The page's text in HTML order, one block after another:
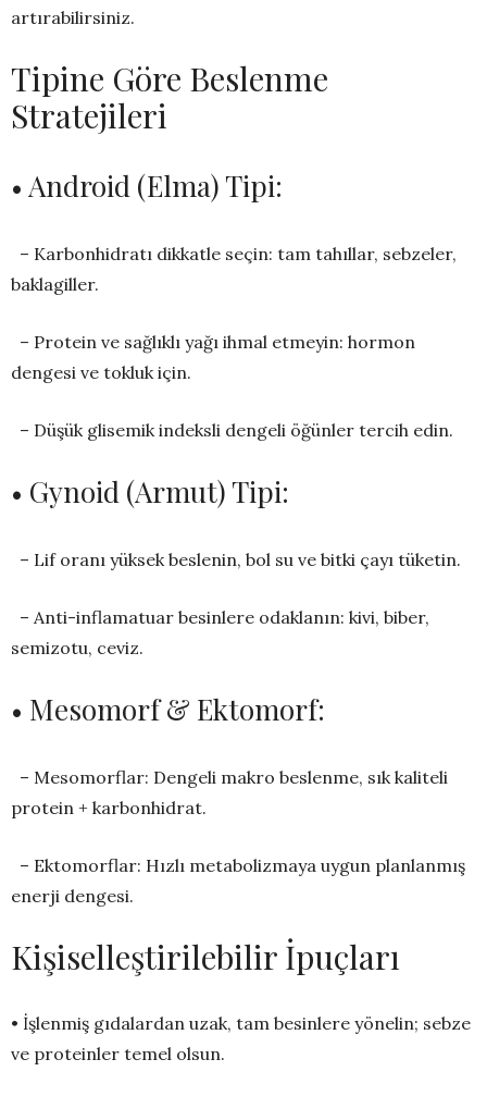
artırabilirsiniz.
Tipine Göre Beslenme
Stratejileri
• Android (Elma) Tipi:
– Karbonhidratı dikkatle seçin: tam tahıllar, sebzeler,
baklagiller.
– Protein ve sağlıklı yağı ihmal etmeyin: hormon
dengesi ve tokluk için.
– Düşük glisemik indeksli dengeli öğünler tercih edin.
• Gynoid (Armut) Tipi:
– Lif oranı yüksek beslenin, bol su ve bitki çayı tüketin.
– Anti-inflamatuar besinlere odaklanın: kivi, biber,
semizotu, ceviz.
• Mesomorf & Ektomorf:
– Mesomorflar: Dengeli makro beslenme, sık kaliteli
protein + karbonhidrat.
– Ektomorflar: Hızlı metabolizmaya uygun planlanmış
enerji dengesi.
Kişiselleştirilebilir İpuçları
• İşlenmiş gıdalardan uzak, tam besinlere yönelin; sebze
ve proteinler temel olsun.